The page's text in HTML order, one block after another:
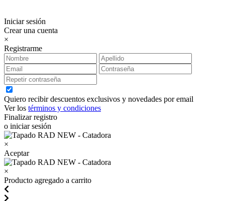
Iniciar sesión
Crear una cuenta
×
Registrarme
Quiero recibir descuentos exclusivos y novedades por email
Ver los términos y condiciones
Finalizar registro
o iniciar sesión
×
Aceptar
×
Producto agregado a carrito